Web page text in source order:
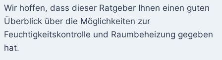
Wir hoffen, dass dieser Ratgeber Ihnen einen guten
Überblick über die Möglichkeiten zur
Feuchtigkeitskontrolle und Raumbeheizung gegeben
hat.